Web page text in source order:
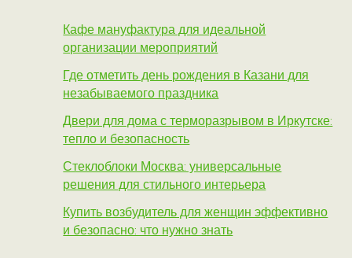
Кафе мануфактура для идеальной
организации мероприятий
Где отметить день рождения в Казани для
незабываемого праздника
Двери для дома с терморазрывом в Иркутске:
тепло и безопасность
Стеклоблоки Москва: универсальные
решения для стильного интерьера
Купить возбудитель для женщин эффективно
и безопасно: что нужно знать